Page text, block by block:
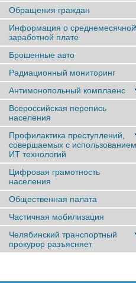
Обращения граждан
Информация о среднемесячной
заработной плате
Брошенные авто
Радиационный мониторинг
Антимонопольный комплаенс
Всероссийская перепись
населения
Профилактика преступлений,
совершаемых с использованием
ИТ технологий
Цифровая грамотность
населения
Общественная палата
Частичная мобилизация
Челябинский транспортный
прокурор разъясняет